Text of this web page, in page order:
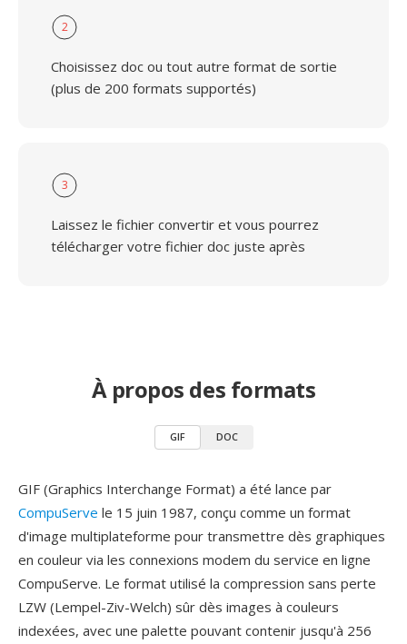
2
Choisissez doc ou tout autre format de sortie
(plus de 200 formats supportés)
3
Laissez le fichier convertir et vous pourrez
télécharger votre fichier doc juste après
À propos des formats
GIF DOC
GIF (Graphics Interchange Format) a été lance par
CompuServe le 15 juin 1987, conçu comme un format
d'image multiplateforme pour transmettre dès graphiques
en couleur via les connexions modem du service en ligne
CompuServe. Le format utilisé la compression sans perte
LZW (Lempel-Ziv-Welch) sûr dès images à couleurs
indexées, avec une palette pouvant contenir jusqu'à 256